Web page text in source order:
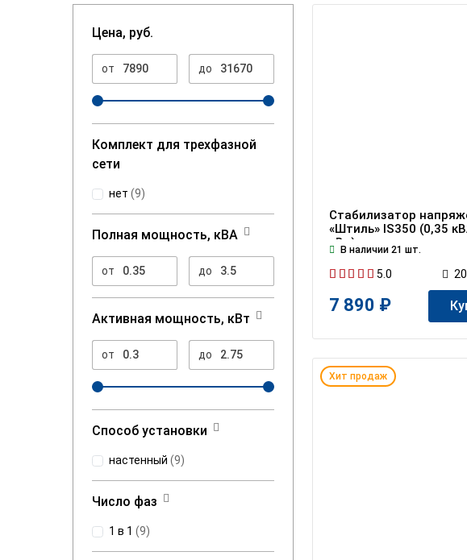
Цена, руб.
от до
Комплект для трехфазной
сети
нет (9)
Полная мощность, кВА
от до
Активная мощность, кВт
от до
Способ установки
настенный (9)
Число фаз
1 в 1 (9)
Стабилизатор
«Штиль» IS350 (0,35
кВт)В наличии 21 шт.
5.0 20
7 890 ₽
Хит продаж